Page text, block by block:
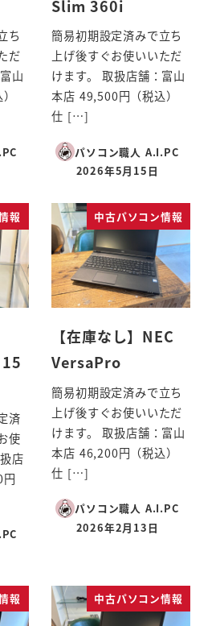
ち
だ
山
Slim 360i
簡易初期設定済みで立ち
上げ後すぐお使いいただ
けます。 取扱店舗：富山
本店 49,500円（税込）
仕 […]
パソコン職人 A.I.PC
投稿日
2026年5月15日
報
済
使
店
中古パソコン情報
【在庫なし】NEC
VersaPro
簡易初期設定済みで立ち
上げ後すぐお使いいただ
けます。 取扱店舗：富山
本店 46,200円（税込）
仕 […]
パソコン職人 A.I.PC
投稿日
2026年2月13日
報 中古パソコン情報